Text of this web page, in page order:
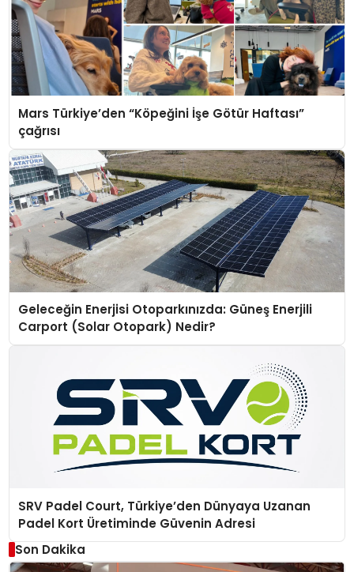
Mars Türkiye’den “Köpeğini İşe Götür Haftası”
çağrısı
Geleceğin Enerjisi Otoparkınızda: Güneş Enerjili
Carport (Solar Otopark) Nedir?
SRV Padel Court, Türkiye’den Dünyaya Uzanan
Padel Kort Üretiminde Güvenin Adresi
Son Dakika